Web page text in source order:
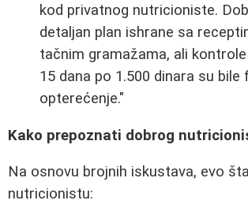
kod privatnog nutricioniste.
detaljan plan ishrane sa
tačnim gramažama, ali
15 dana po 1.500 dinara su bile
opterećenje."
Kako prepoznati dobrog
Na osnovu brojnih iskustava, evo
nutricionistu: